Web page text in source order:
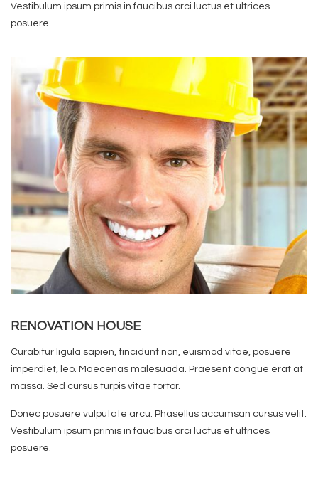
Vestibulum ipsum primis in faucibus orci luctus et ultrices
posuere.
RENOVATION HOUSE
Curabitur ligula sapien, tincidunt non, euismod vitae, posuere
imperdiet, leo. Maecenas malesuada. Praesent congue erat at
massa. Sed cursus turpis vitae tortor.
Donec posuere vulputate arcu. Phasellus accumsan cursus velit.
Vestibulum ipsum primis in faucibus orci luctus et ultrices
posuere.